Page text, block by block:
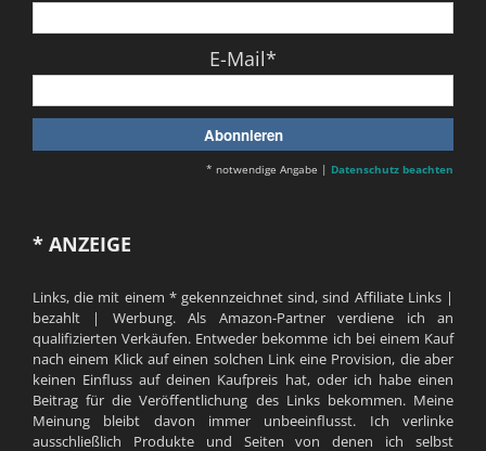
E-Mail*
* notwendige Angabe | Datenschutz beachten
* ANZEIGE
Links, die mit einem * gekennzeichnet sind, sind Affiliate Links |
bezahlt | Werbung. Als Amazon-Partner verdiene ich an
qualifizierten Verkäufen. Entweder bekomme ich bei einem Kauf
nach einem Klick auf einen solchen Link eine Provision, die aber
keinen Einfluss auf deinen Kaufpreis hat, oder ich habe einen
Beitrag für die Veröffentlichung des Links bekommen. Meine
Meinung bleibt davon immer unbeeinflusst. Ich verlinke
ausschließlich Produkte und Seiten von denen ich selbst